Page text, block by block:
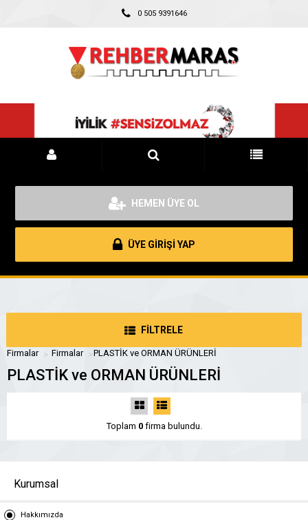
0 505 9391646
HEMEN ÜYE OL
ÜYE GİRİŞİ YAP
FİLTRELE
Firmalar Firmalar PLASTİK ve ORMAN ÜRÜNLERİ
PLASTİK ve ORMAN ÜRÜNLERİ
Toplam 0firma bulundu.
Kurumsal
Hakkımızda